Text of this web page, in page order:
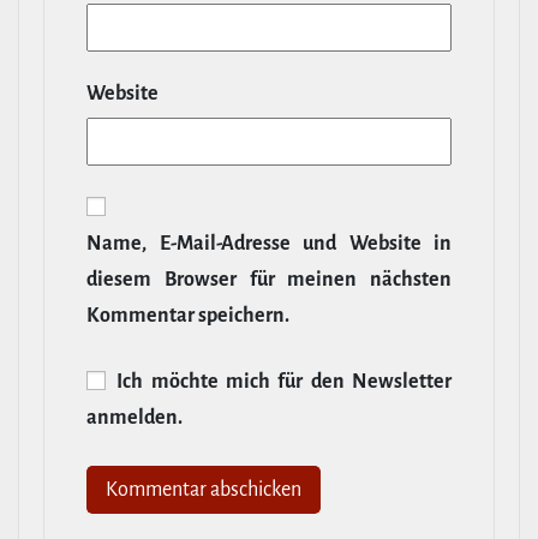
Website
Name, E‑Mail-​Adresse und Website in
diesem Browser für meinen nächsten
Kommentar speichern.
Ich möchte mich für den News­letter
anmelden.